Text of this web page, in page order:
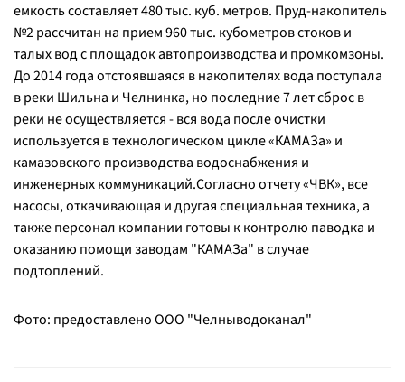
емкость составляет 480 тыс. куб. метров. Пруд-накопитель
№2 рассчитан на прием 960 тыс. кубометров стоков и
талых вод с площадок автопроизводства и промкомзоны.
До 2014 года отстоявшаяся в накопителях вода поступала
в реки Шильна и Челнинка, но последние 7 лет сброс в
реки не осуществляется - вся вода после очистки
используется в технологическом цикле «КАМАЗа» и
камазовского производства водоснабжения и
инженерных коммуникаций.Согласно отчету «ЧВК», все
насосы, откачивающая и другая специальная техника, а
также персонал компании готовы к контролю паводка и
оказанию помощи заводам "КАМАЗа" в случае
подтоплений.
Фото: предоставлено ООО "Челныводоканал"